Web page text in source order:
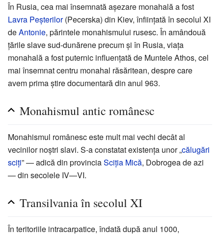
În Rusia, cea mai însemnată așezare monahală a fost
Lavra Peșterilor(Pecerska) din Kiev, înființată în secolul XI
deAntonie, părintele monahismului rusesc. În amândouă
țările slave sud-dunărene precum și în Rusia, viața
monahală a fost puternic influențată de Muntele Athos, cel
mai însemnat centru monahal răsăritean, despre care
avem prima știre documentară din anul 963.
Monahismul antic românesc
Monahismul românesc este mult mai vechi decât al
vecinilor noștri slavi. S-a constatat existența unor „călugări
sciți” — adică din provinciaSciția Mică, Dobrogea de azi
— din secolele IV—VI.
Transilvania în secolul XI
În teritoriile intracarpatice, îndată după anul 1000,